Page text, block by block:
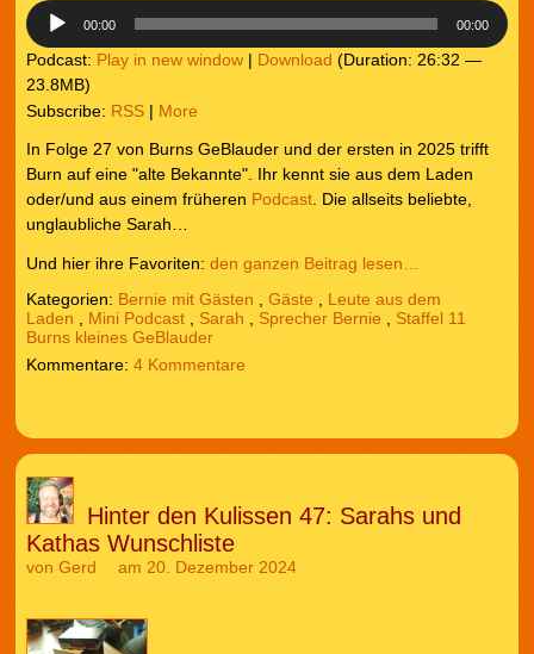
00:00 00:00
Podcast: Play in new window| Download (Duration: 26:32 —
23.8MB)
Subscribe: RSS| More
In Folge 27 von Burns GeBlauder und der ersten in 2025 trifft
Burn auf eine "alte Bekannte". Ihr kennt sie aus dem Laden
oder/und aus einem früheren Podcast. Die allseits beliebte,
unglaubliche Sarah…
Und hier ihre Favoriten: den ganzen Beitrag lesen…
Kategorien: Bernie mit Gästen Gäste
Leute aus dem
Laden
Mini Podcast, Sarah Sprecher Bernie
Staffel 11
Burns kleines GeBlauder
4 Kommentare
Hinter den Kulissen 47: Sarahs und
Kathas Wunschliste
von Gerd am 20. Dezember 2024